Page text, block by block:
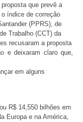
que prevê a
índice de correção
(PPRS), de
Trabalho (CCT) da
recusaram a proposta
e deixaram claro que,
em alguns
R$ 14,550 bilhões em
Europa e na América,